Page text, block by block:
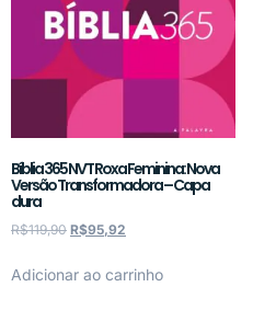
Bíblia 365 NVT Roxa Feminina: Nova
Versão Transformadora – Capa
dura
R$119,90 R$95,92
Adicionar ao carrinho